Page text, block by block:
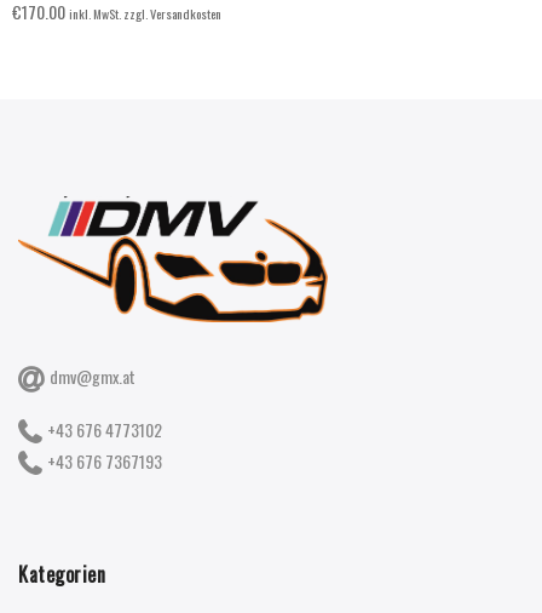
€170.00inkl. MwSt. zzgl. Versandkosten
dmv@gmx.at
+43 676 4773102
+43 676 7367193
Kategorien